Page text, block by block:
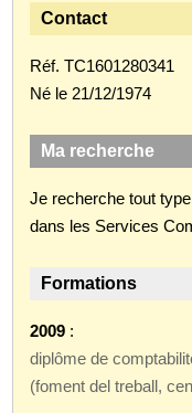
Contact
Réf. TC1601280341
Né le 21/12/1974
Ma recherche
Je recherche tout
dans les Services
Formations
2009 :
diplôme de
(foment del treball,